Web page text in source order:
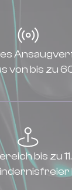
von bis zu
bis zu